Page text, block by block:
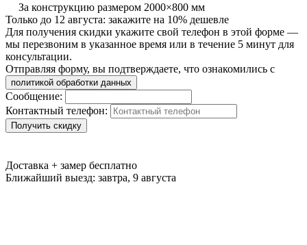
За конструкцию размером 2000×800 мм
Только до 12 августа: закажите на 10% дешевле
Для получения скидки укажите свой телефон в этой форме —
мы перезвоним в указанное время или в течение 5 минут для
консультации.
Отправляя форму, вы подтверждаете, что ознакомились с
политикой обработки данных
Сообщение:
Контактный телефон:
Получить скидку
Доставка + замер бесплатно
Ближайший выезд: завтра, 9 августа